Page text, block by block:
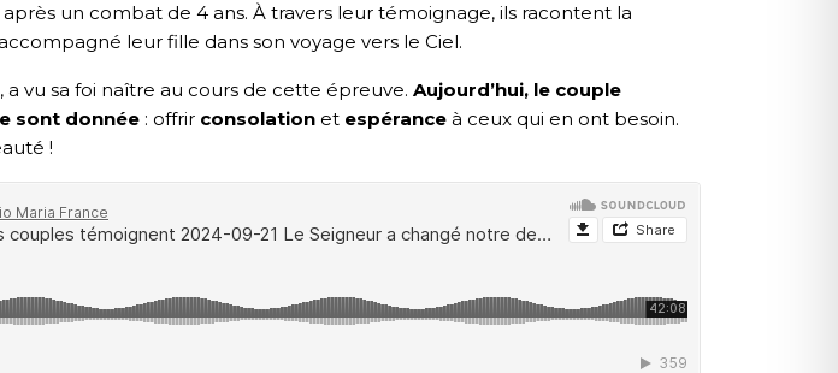
un combat de 4 ans. À travers leur témoignage, ils racontent la
leur fille dans son voyage vers le Ciel.
a vu sa foi naître au cours de cette épreuve. Aujourd’hui, le couple
sont donnée : offrir consolation et espérance à ceux qui en ont besoin.
!